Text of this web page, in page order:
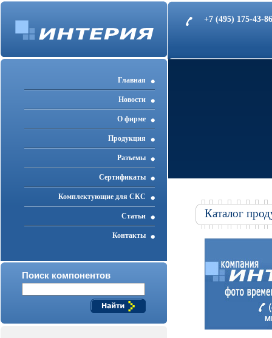
+7 (495) 175-43-
Главная
Новости
О фирме
Продукция
Разъемы
Cертификаты
Комплектующие для СКС
Статьи
Контакты
Поиск компонентов
Каталог